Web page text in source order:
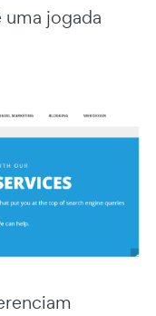
uma jogada